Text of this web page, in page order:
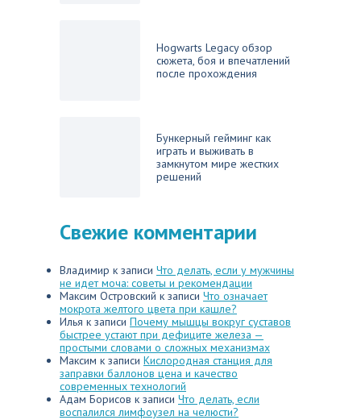
Hogwarts Legacy обзор
сюжета, боя и впечатлений
после прохождения
Бункерный гейминг как
играть и выживать в
замкнутом мире жестких
решений
Свежие комментарии
Владимир к записи Что делать, если у мужчины
не идет моча: советы и рекомендации
Максим Островский к записи Что означает
мокрота желтого цвета при кашле?
Илья к записи Почему мышцы вокруг суставов
быстрее устают при дефиците железа —
простыми словами о сложных механизмах
Максим к записи Кислородная станция для
заправки баллонов цена и качество
современных технологий
Адам Борисов к записи Что делать, если
воспалился лимфоузел на челюсти?